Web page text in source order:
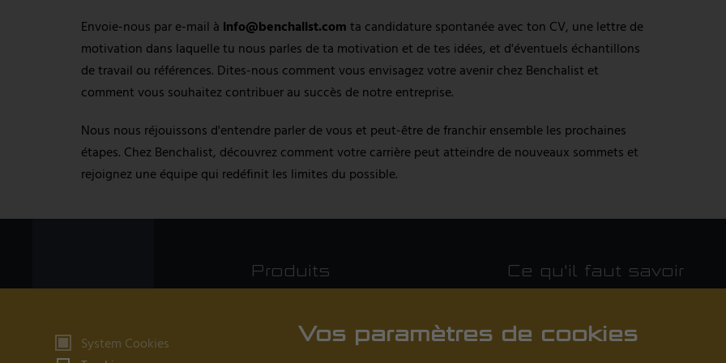
Envoie-nous par e-mail à info@benchalist.comta candidature spontanée avec ton CV, une lettre de
motivation dans laquelle tu nous parles de ta motivation et de tes idées, et d'éventuels échantillons
de travail ou références. Dites-nous comment vous envisagez votre avenir chez Benchalist et
comment vous souhaitez contribuer au succès de notre entreprise.
Nous nous réjouissons d'entendre parler de vous et peut-être de franchir ensemble les prochaines
étapes. Chez Benchalist, découvrez comment votre carrière peut atteindre de nouveaux sommets et
rejoignez une équipe qui redéfinit les limites du possible.
Produits Ce qu'il faut savoir
System Cookies
Vos paramètres de cookies